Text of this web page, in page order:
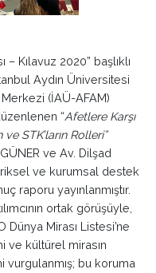
Kılavuz 2020” başlıklı
Aydın Üniversitesi
(İAÜ-AFAM)
“Afetlere Karşı
STK’ların Rolleri”
ve Av. Dilşad
ve kurumsal destek
raporu yayınlanmıştır.
ortak görüşüyle,
Dünya Mirası Listesi’ne
ve kültürel mirasın
vurgulanmış; bu koruma